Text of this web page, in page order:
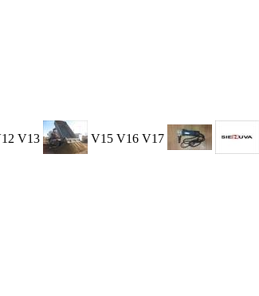
V13 V15 V16 V17